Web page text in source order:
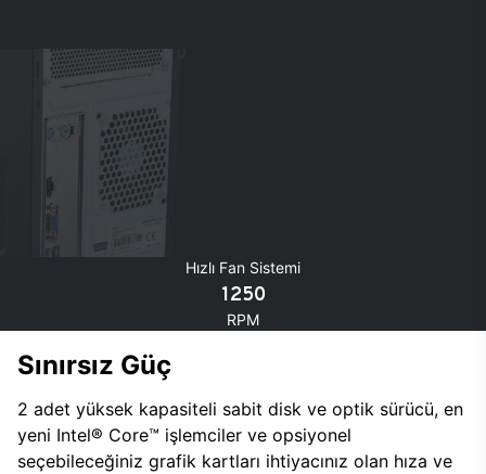
Hızlı Fan Sistemi
1250
RPM
Sınırsız Güç
2 adet yüksek kapasiteli sabit disk ve optik sürücü, en
yeni Intel® Core™ işlemciler ve opsiyonel
seçebileceğiniz grafik kartları ihtiyacınız olan hıza ve